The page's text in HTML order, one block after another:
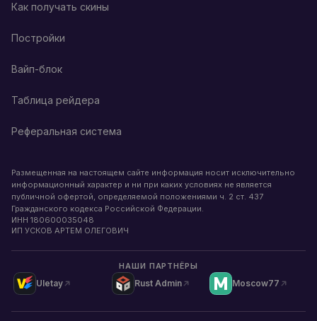
Как получать скины
Постройки
Вайп-блок
Таблица рейдера
Реферальная система
Размещенная на настоящем сайте информация носит исключительно
информационный характер и ни при каких условиях не является
публичной офертой, определяемой положениями ч. 2 ст. 437
Гражданского кодекса Российской Федерации.
ИНН 180600035048
ИП УСКОВ АРТЕМ ОЛЕГОВИЧ
НАШИ ПАРТНЁРЫ
Uletay Rust Admin Moscow77